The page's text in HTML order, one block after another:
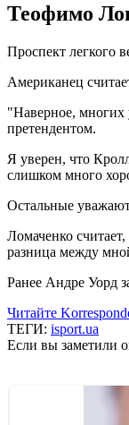
Теофимо
Проспект легкого
Американец
"Наверное, многих
претендентом.
Я уверен, что
слишком много
Остальные
Ломаченко
разница между
Ранее Андре Уорд
Читайте
ТЕГИ: isport.ua
Если вы заметили